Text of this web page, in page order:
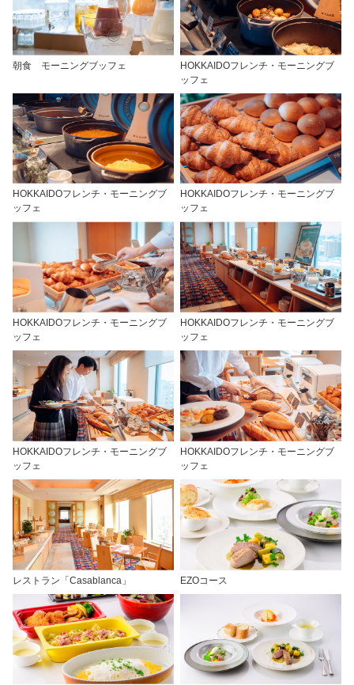
朝食 モーニングブッフェ
HOKKAIDOフレンチ・モーニングブ
ッフェ
HOKKAIDOフレンチ・モーニングブ
ッフェ
HOKKAIDOフレンチ・モーニングブ
ッフェ
HOKKAIDOフレンチ・モーニングブ
ッフェ
HOKKAIDOフレンチ・モーニングブ
ッフェ
HOKKAIDOフレンチ・モーニングブ
ッフェ
HOKKAIDOフレンチ・モーニングブ
ッフェ
レストラン「Casablanca」 EZOコース